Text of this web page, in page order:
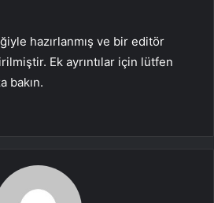
hazırlanmış ve bir editör
Ek ayrıntılar için lütfen
bakın.